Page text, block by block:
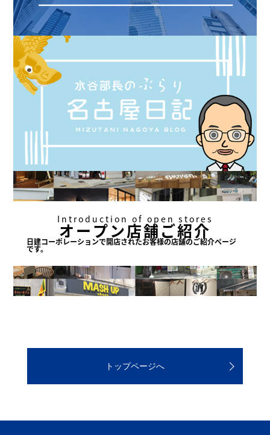
Introduction of open stores
オープン店舗ご紹介
日建コーポレーションで開店されたお客様の店舗のご紹介ページ
です。
トップページへ